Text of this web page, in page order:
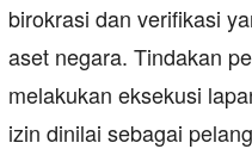
birokrasi dan verifikasi
aset negara. Tindakan
melakukan eksekusi
izin dinilai sebagai